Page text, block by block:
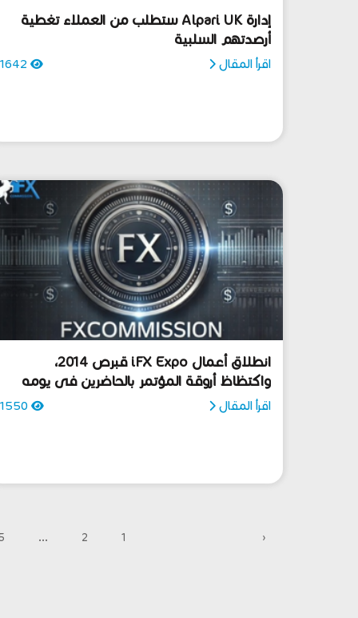
إدارة Alpari UK ستطلب من العملاء تغطية
أرصدتهم السلبية
اقرأ المقال
انطلاق أعمال iFX Expo قبرص 2014،
واكتظاظ أروقة المؤتمر بالحاضرين فى يومه
الأول
اقرأ المقال
‹
1
2
...